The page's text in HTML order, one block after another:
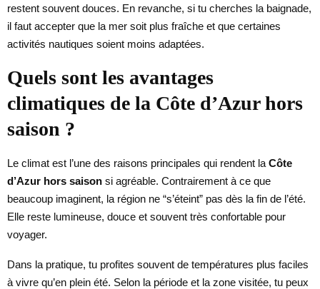
restent souvent douces. En revanche, si tu cherches la baignade,
il faut accepter que la mer soit plus fraîche et que certaines
activités nautiques soient moins adaptées.
Quels sont les avantages
climatiques de la Côte d’Azur hors
saison ?
Le climat est l’une des raisons principales qui rendent la Côte
d’Azur hors saison si agréable. Contrairement à ce que
beaucoup imaginent, la région ne “s’éteint” pas dès la fin de l’été.
Elle reste lumineuse, douce et souvent très confortable pour
voyager.
Dans la pratique, tu profites souvent de températures plus faciles
à vivre qu’en plein été. Selon la période et la zone visitée, tu peux